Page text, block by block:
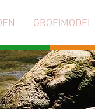
GROEIMODEL